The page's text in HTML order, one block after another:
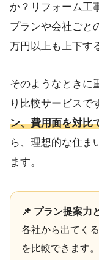
か？リフォーム工
プランや会社ごと
万円以上も上下す
そのようなときに
り比較サービスで
ン、費用面を対比
ら、理想的な住ま
ます。
📌 プラン提案力
各社から出てく
を比較できます